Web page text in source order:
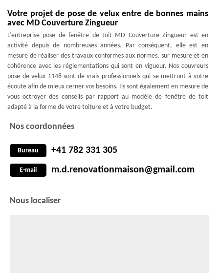
Votre projet de pose de velux entre de bonnes mains
avec MD Couverture Zingueur
L’entreprise pose de fenêtre de toit MD Couverture Zingueur est en
activité depuis de nombreuses années. Par conséquent, elle est en
mesure de réaliser des travaux conformes aux normes, sur mesure et en
cohérence avec les réglementations qui sont en vigueur. Nos couvreurs
pose de velux 1148 sont de vrais professionnels qui se mettront à votre
écoute afin de mieux cerner vos besoins. Ils sont également en mesure de
vous octroyer des conseils par rapport au modèle de fenêtre de toit
adapté à la forme de votre toiture et à votre budget.
Nos coordonnées
Bureau +41 782 331 305
E-mail m.d.renovationmaison@gmail.com
Nous localiser